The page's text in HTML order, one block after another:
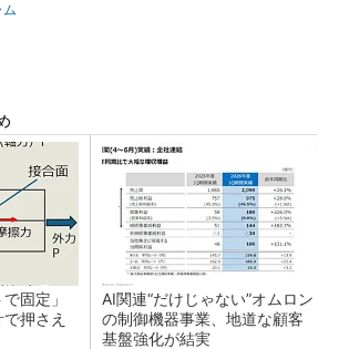
固定」
押さえ
AI関連“だけじゃない”オムロン
の制御機器事業、地道な顧客
基盤強化が結実